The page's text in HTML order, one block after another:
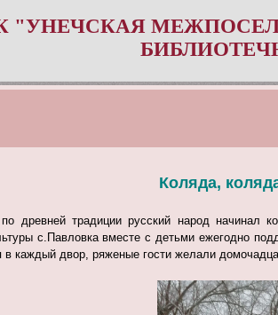
"УНЕЧСКАЯ
Коляда,
древней традиции русский народ начинал
с.Павловка вместе с детьми ежегодно
в каждый двор, ряженые гости желали